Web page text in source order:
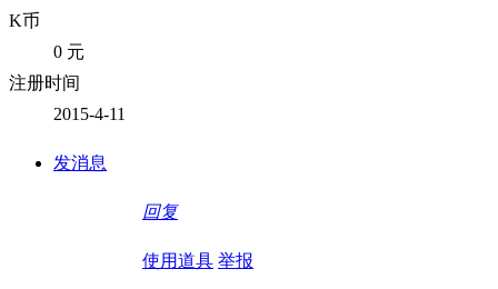
K币
0 元
注册时间
2015-4-11
发消息
回复
使用道具 举报